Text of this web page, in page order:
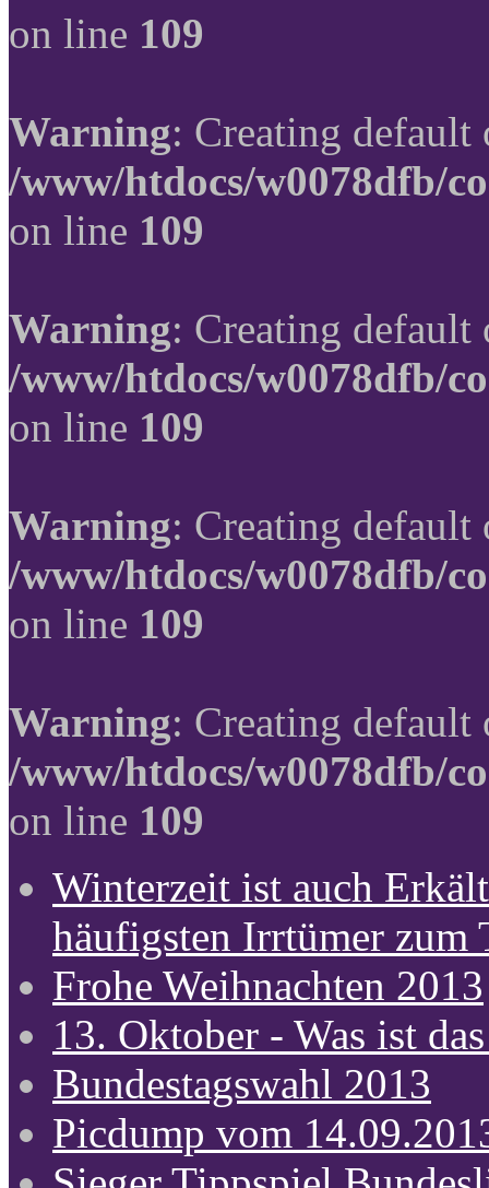
on line 109
Warning: Creating
/www/htdocs/w0078dfb/
on line 109
Warning: Creating
/www/htdocs/w0078dfb/
on line 109
Warning: Creating
/www/htdocs/w0078dfb/
on line 109
Warning: Creating
/www/htdocs/w0078dfb/
on line 109
Winterzeit ist auch
häufigsten Irrtümer zum
Frohe Weihnachten 2013
13. Oktober - Was ist
Bundestagswahl 2013
Picdump vom